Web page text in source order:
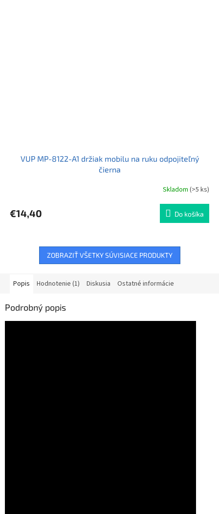
VUP MP-8122-A1 držiak mobilu na ruku odpojiteľný
čierna
Skladom (>5 ks)
€14,40 Do košíka
ZOBRAZIŤ VŠETKY SÚVISIACE PRODUKTY
Popis Hodnotenie (1) Diskusia Ostatné informácie
Podrobný popis